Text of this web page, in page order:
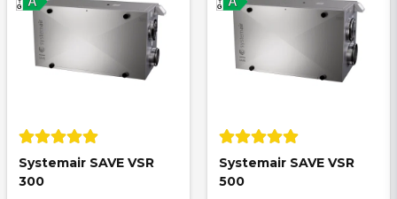
Namn
G
Systemair SAVE VSR
300
G
Systemair SAVE VSR
500